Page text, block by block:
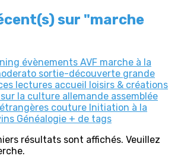
sur "marche
évènements AVF marche à la
sortie-découverte grande
lectures accueil loisirs & créations
la culture allemande assemblée
couture Initiation à la
Généalogie + de tags
résultats sont affichés. Veuillez